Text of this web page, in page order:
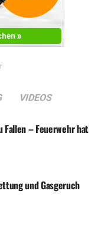
immer das
„Egal ob der
zu uns kommt, wir
zu
neuen Shop im
VIDEOS
Fallen – Feuerwehr hat
und Gasgeruch